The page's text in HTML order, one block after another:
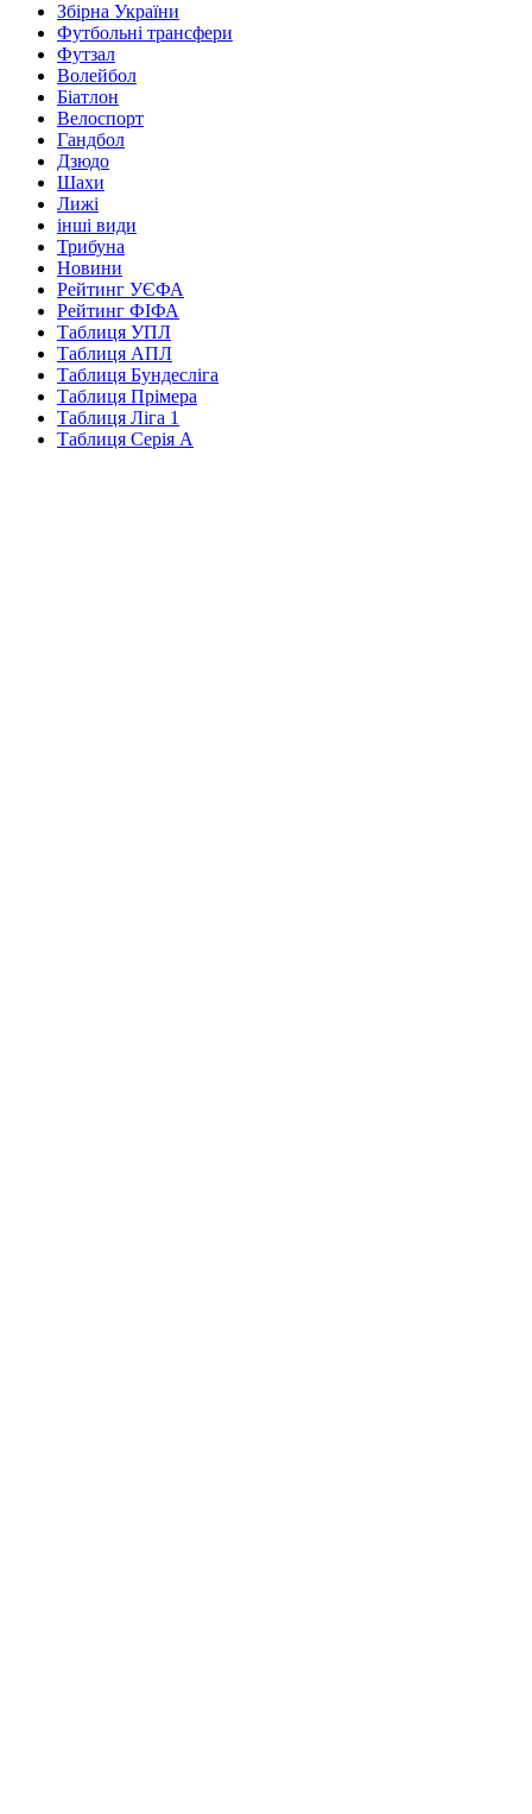
Збірна України
Футбольні трансфери
Футзал
Волейбол
Біатлон
Велоспорт
Гандбол
Дзюдо
Шахи
Лижі
інші види
Трибуна
Новини
Рейтинг УЄФА
Рейтинг ФІФА
Таблиця УПЛ
Таблиця АПЛ
Таблиця Бундесліга
Таблиця Прімера
Таблиця Ліга 1
Таблиця Серія А